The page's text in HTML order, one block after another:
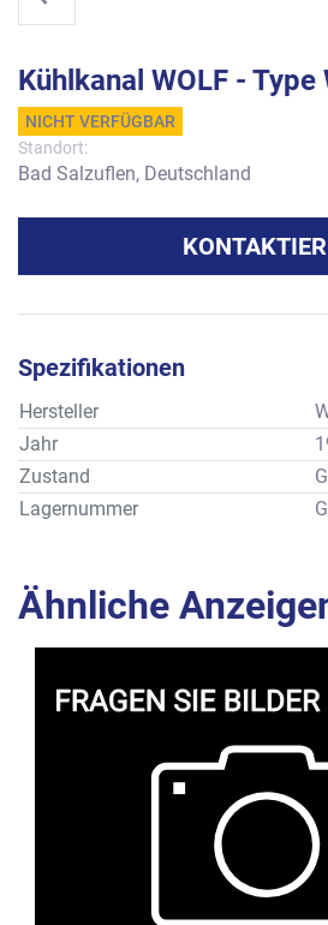
Kühlkanal WOLF - Type
NICHT VERFÜGBAR
Standort:
Bad Salzuflen, Deutschland
Spezifikationen
Hersteller
Jahr
Zustand
Lagernummer
Ähnliche